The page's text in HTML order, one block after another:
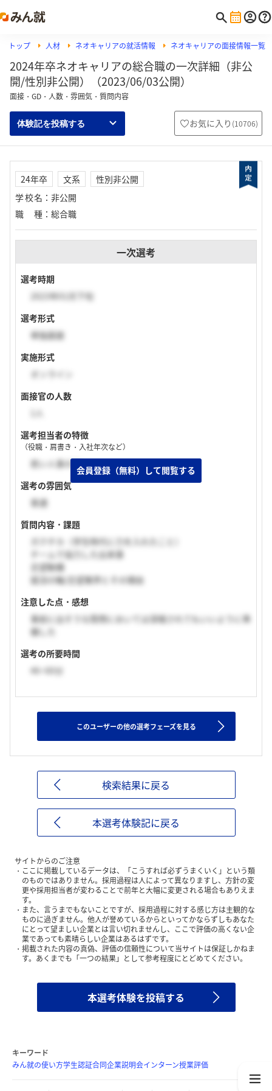
トップ 人材 ネオキャリアの就活情報 ネオキャリアの面接情報一覧
2024年卒ネオキャリアの総合職の一次詳細（非公
開/性別非公開）（2023/06/03公開）
面接・GD・人数・雰囲気・質問内容
体験記を投稿する お気に入り (10706)
24年卒 文系
性別非公開
学校名 ： 非公開
職種 ： 総合職
一次選考
選考時期
2023年01月下旬
選考形式
単独面接
実施形式
オンライン
面接官の人数
選考担当者の特徴
（役職・肩書き・入社年次など）
若い人事の方
選考の雰囲気
普通
質問内容・課題
ガクチカ（学生時代に力を入れたこと）
チームで協力した出来事
志望動機
就活の軸/志望業界とその理由
注意した点・感想
事前に出そうな質問においては深堀されてもいいように準
備した
選考の所要時間
46~60分
このユーザーの他の選考フェーズを見る
検索結果に戻る
本選考体験記に戻る
サイトからのご注意
ここに掲載しているデータは、「こうすれば必ずうまくいく」という類
のものではありません。採用過程は人によって異なりますし、方針の変
更や採用担当者が変わることで前年と大幅に変更される場合もありえま
す。
また、言うまでもないことですが、採用過程に対する感じ方は主観的な
ものに過ぎません。他人が誉めているからといってかならずしもあなた
にとって望ましい企業とは言い切れませんし、ここで評価の高くない企
業であっても素晴らしい企業はあるはずです。
掲載された内容の真偽、評価の信頼性について当サイトは保証しかねま
す。あくまでも「一つの結果」として参考程度にとどめてください。
本選考体験を投稿する
キーワード
みん就の使い方学生認証合同企業説明会インターン授業評価